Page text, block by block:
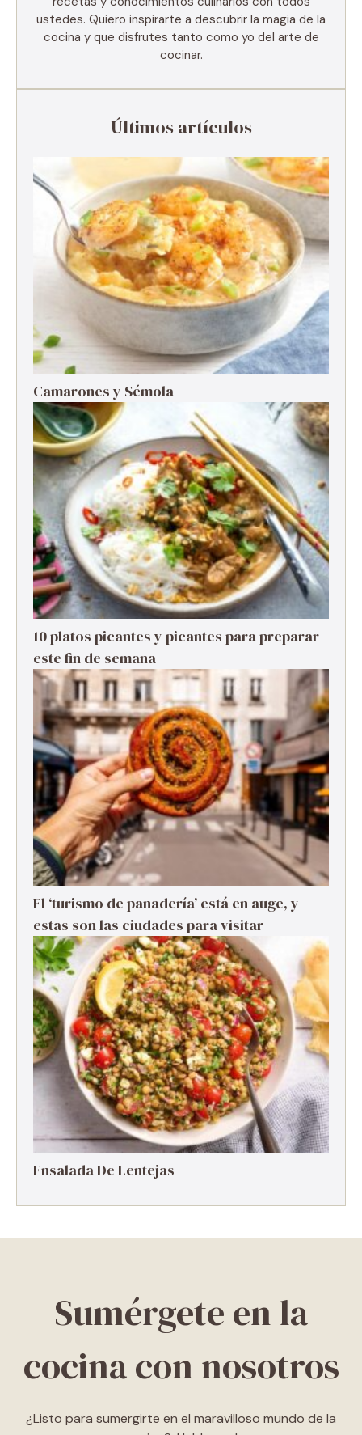
ustedes. Quiero inspirarte a descubrir la magia de la
cocina y que disfrutes tanto como yo del arte de
cocinar.
Últimos artículos
Camarones y Sémola
10 platos picantes y picantes para preparar
este fin de semana
El ‘turismo de panadería’ está en auge, y
estas son las ciudades para visitar
Ensalada De Lentejas
Sumérgete en la
cocina con nosotros
¿Listo para sumergirte en el maravilloso mundo de la